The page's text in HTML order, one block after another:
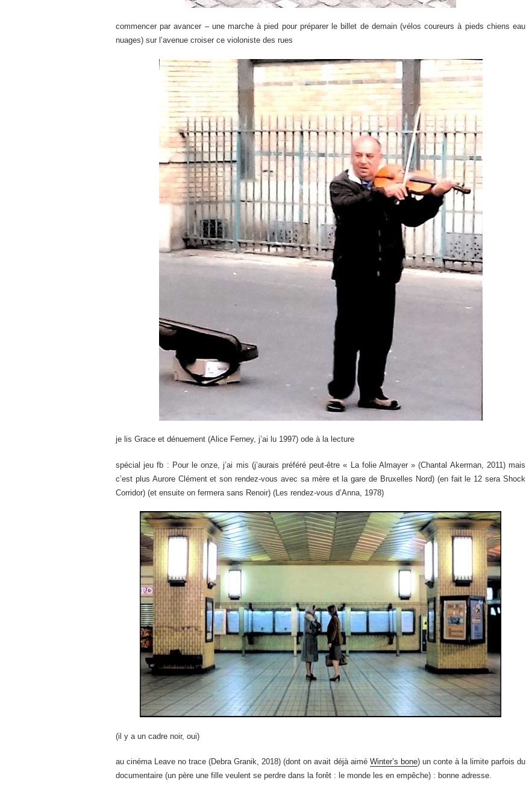
commencer par avancer – une marche à pied pour préparer le billet de demain (vélos coureurs à pieds chiens eau
nuages) sur l’avenue croiser ce violoniste des rues
je lis Grace et dénuement (Alice Ferney, j’ai lu 1997) ode à la lecture
spécial jeu fb : Pour le onze, j’ai mis (j’aurais préféré peut-être « La folie Almayer » (Chantal Akerman, 2011) mais
c’est plus Aurore Clément et son rendez-vous avec sa mère et la gare de Bruxelles Nord) (en fait le 12 sera Shock
Corridor) (et ensuite on fermera sans Renoir) (Les rendez-vous d’Anna, 1978)
(il y a un cadre noir, oui)
au cinéma Leave no trace (Debra Granik, 2018) (dont on avait déjà aimé Winter’s bone) un conte à la limite parfois du
documentaire (un père une fille veulent se perdre dans la forêt : le monde les en empêche) : bonne adresse.